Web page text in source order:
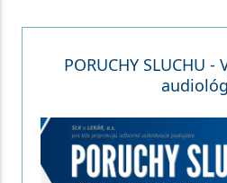
PORUCHY SLUCHU